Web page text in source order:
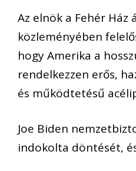
Az elnök a Fehér
közleményében
hogy Amerika a
rendelkezzen erős,
és működtetésű
Joe Biden
indokolta döntését,